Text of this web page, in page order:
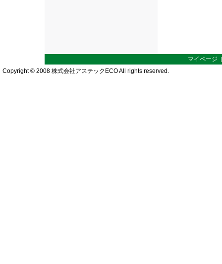
マイページ
Copyright © 2008 株式会社アステックECO All rights reserved.